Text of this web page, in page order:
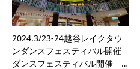
2024.3/23-24越谷レイクタウ
ンダンスフェスティバル開催
ダンスフェスティバル開催 …